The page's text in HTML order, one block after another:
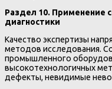
Раздел 10. Применение
диагностики
Качество экспертизы
методов исследования.
промышленного
высокотехнологичных
дефекты, невидимые